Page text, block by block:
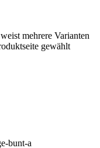
mehrere Varianten
gewählt